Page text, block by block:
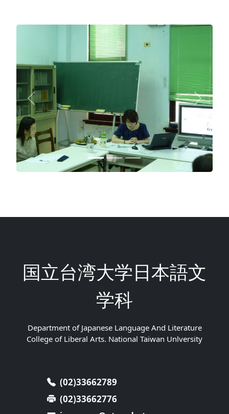
Previous Next
国立台湾大学日本語文
学科
Department of Japanese Language And Literature
College of Liberal Arts. National Taiwan Unlversity
(02)33662789
(02)33662776